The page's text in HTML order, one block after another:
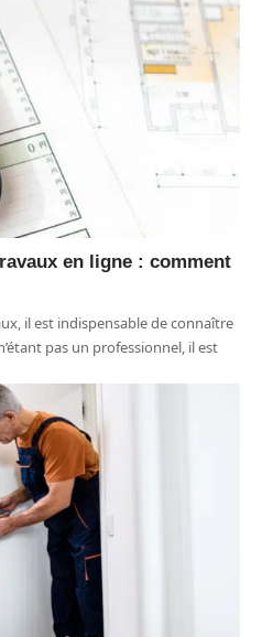
en ligne : comment
il est indispensable de connaître
pas un professionnel, il est